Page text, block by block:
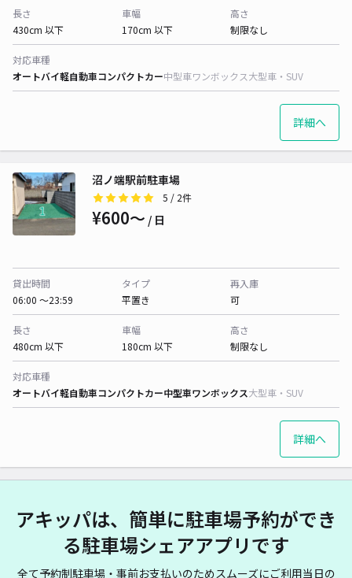
長さ
430cm 以下
車幅
170cm 以下
高さ
制限なし
対応車種
オートバイ軽自動車コンパクトカー中型車ワンボックス大型車・SUV
詳細へ
沼ノ端駅前駐車場
5 / 2件
¥600〜 / 日
貸出時間
06:00 〜23:59
タイプ
平置き
再入庫
可
長さ
480cm 以下
車幅
180cm 以下
高さ
制限なし
対応車種
オートバイ軽自動車コンパクトカー中型車ワンボックス大型車・SUV
詳細へ
アキッパは、簡単に駐車場予約ができ
る駐車場シェアアプリです
全て予約制駐車場・事前お支払いのためスムーズにご利用当日の